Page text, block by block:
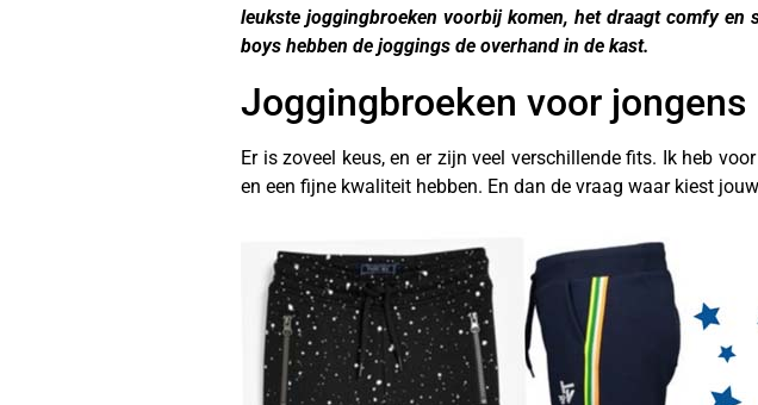
leukste joggingbroeken voorbij komen, het draagt comfy
boys hebben de joggings de overhand in de kast.
Joggingbroeken voor jongens
Er is zoveel keus, en er zijn veel verschillende fits. Ik heb
en een fijne kwaliteit hebben. En dan de vraag waar kiest